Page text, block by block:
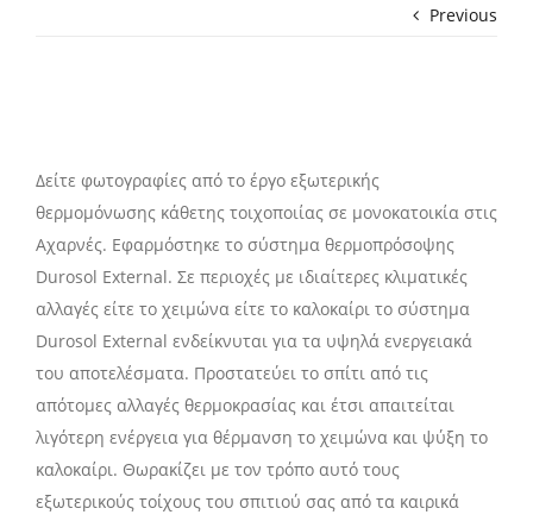
Previous
Δείτε φωτογραφίες από το έργο εξωτερικής
θερμομόνωσης κάθετης τοιχοποιίας σε μονοκατοικία στις
Αχαρνές. Εφαρμόστηκε το σύστημα θερμοπρόσοψης
Durosol External. Σε περιοχές με ιδιαίτερες κλιματικές
αλλαγές είτε το χειμώνα είτε το καλοκαίρι το σύστημα
Durosol External ενδείκνυται για τα υψηλά ενεργειακά
του αποτελέσματα. Προστατεύει το σπίτι από τις
απότομες αλλαγές θερμοκρασίας και έτσι απαιτείται
λιγότερη ενέργεια για θέρμανση το χειμώνα και ψύξη το
καλοκαίρι. Θωρακίζει με τον τρόπο αυτό τους
εξωτερικούς τοίχους του σπιτιού σας από τα καιρικά